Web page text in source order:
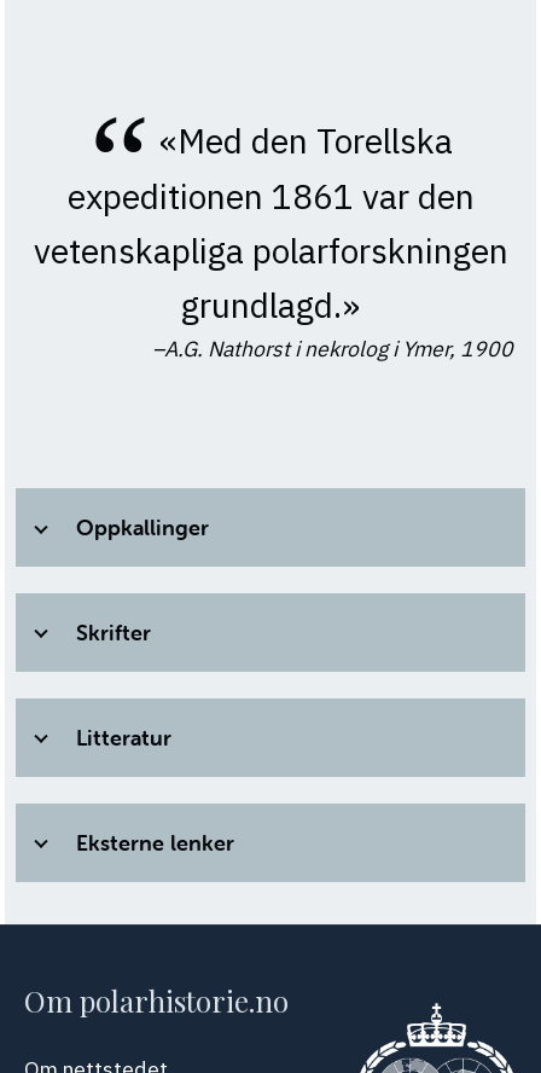
«Med den Torellska
expeditionen 1861 var den
vetenskapliga polarforskningen
grundlagd.»
A.G. Nathorst i nekrolog i Ymer, 1900
Oppkallinger
Skrifter
Litteratur
Eksterne lenker
Om polarhistorie.no